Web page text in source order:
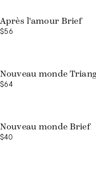
Après l'amour Brief
$56
Nouveau monde
$64
Nouveau monde Brief
$40